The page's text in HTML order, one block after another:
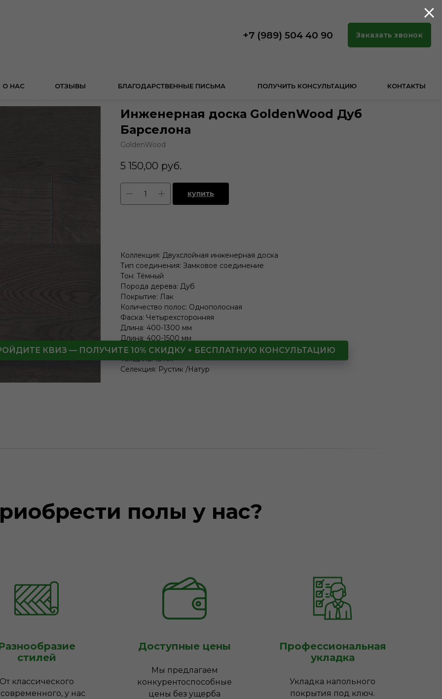
+7 (989) 504 40 90 Заказать звонок
О НАС КОНТАКТЫ
БЛАГОДАРСТВЕННЫЕ ПИСЬМА
ОТЗЫВЫ ПОЛУЧИТЬ КОНСУЛЬТАЦИЮ
Инженерная доска GoldenWood Дуб
Барселона
GoldenWood
5 150,00 руб.
купить
Коллекция: Двухслойная инженерная доска
Тип соединения: Замковое соединение
Тон: Тёмный
Порода дерева: Дуб
Покрытие: Лак
Количество полос: Однополосная
Фаска: Четырехсторонняя
Длина: 400-1300 мм
Длина: 400-1500 мм
Ширина: 130 мм
Толщина: 15 мм
Селекция: Рустик /Натур
КВИЗ — ПОЛУЧИТЕ 10% СКИДКУ + БЕСПЛАТНУЮ КОНСУЛЬТАЦИЮ
полы у нас?
стилей
классического
у нас
Доступные цены
Мы предлагаем
конкурентоспособные
цены без ущерба
Профессиональная
укладка
Укладка напольного
покрытия под ключ.